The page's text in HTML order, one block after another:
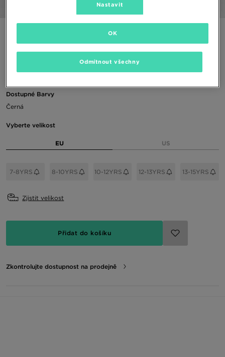
NIKE GIRLS' SPORTSWEAR SWOOSH LEGGINGS JUNIOR
Dostupné Barvy
Černá
Vyberte velikost
EU US
7-8YRS 8-10YRS 10-12YRS 12-13YRS 13-15YRS
Zjistit velikost
Přidat do košíku
Zkontrolujte dostupnost na prodejně
Nastavit
Odmítnout všechny
OK